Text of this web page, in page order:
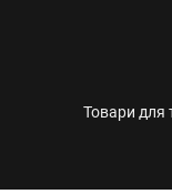
Товари для